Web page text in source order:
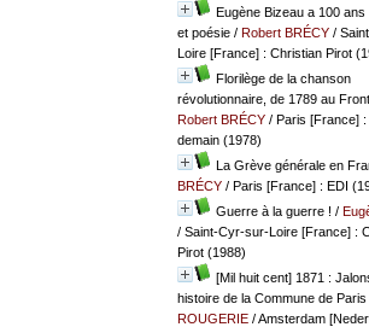
Eugène Bizeau a 100
et poésie/ Robert BRÉCY/
Loire [France] : Christian Pirot
Florilège de la chanson
révolutionnaire, de 1789 au
Robert BRÉCY/ Paris [France] :
demain (1978)
La Grève générale en
BRÉCY/ Paris [France] : EDI
Guerre à la guerre ! /
/ Saint-Cyr-sur-Loire [France] :
Pirot (1988)
[Mil huit cent] 1871 :
histoire de la Commune de Paris
ROUGERIE/ Amsterdam